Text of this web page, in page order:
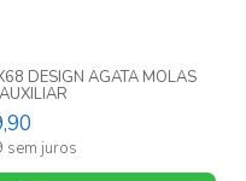
DESIGN AGATA MOLAS
sem juros